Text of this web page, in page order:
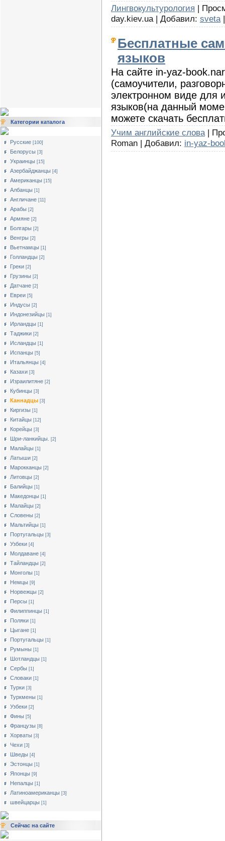
Категории каталога
Русские [100]
Белорусы [3]
Украинцы [15]
Азербайджанцы [4]
Американцы [15]
Албанцы [1]
Англичане [11]
Арабы [2]
Армяне [2]
Болгары [2]
Венгры [2]
Вьетнамцы [1]
Голландцы [2]
Греки [2]
Грузины [2]
Датчане [2]
Евреи [5]
Индусы [2]
Индонезийцы [1]
Ирландцы [1]
Таджики [2]
Исландцы [1]
Испанцы [5]
Итальянцы [4]
Казахи [3]
Израилитяне [2]
Кубинцы [3]
Каннадцы [3]
Киргизы [1]
Китайцы [12]
Корейцы [3]
Шри-ланкийцы. [2]
Малайцы [1]
Латыши [2]
Марокканцы [2]
Литовцы [2]
Балийцы [1]
Македонцы [1]
Малайцы [2]
Словены [2]
Мальтийцы [1]
Португальцы [3]
Узбеки [4]
Молдаване [4]
Тайландцы [2]
Монголы [1]
Немцы [9]
Норвежцы [2]
Персы [1]
Филиппинцы [1]
Поляки [1]
Цыгане [1]
Португальцы [1]
Румыны [1]
Шотландцы [1]
Сербы [1]
Словаки [1]
Турки [3]
Туркмены [1]
Узбеки [2]
Фины [5]
Французы [8]
Хорваты [3]
Чехи [3]
Шведы [4]
Эстонцы [1]
Японцы [9]
Непалцы [1]
Латиноамериканцы [3]
швейцарцы [1]
Сейчас на сайте
Лингвокультурология |
day.kiev.ua | Добавил: sveta
Бесплатные
языков
На сайте in-yaz-
(самоучители,
электронном виде для
языков(на данный
можете скачать
Учим английские слова |
Roman | Добавил: in-yaz-